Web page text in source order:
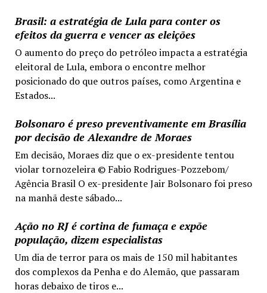
Brasil: a estratégia de Lula para conter os
efeitos da guerra e vencer as eleições
O aumento do preço do petróleo impacta a estratégia
eleitoral de Lula, embora o encontre melhor
posicionado do que outros países, como Argentina e
Estados...
Bolsonaro é preso preventivamente em Brasília
por decisão de Alexandre de Moraes
Em decisão, Moraes diz que o ex-presidente tentou
violar tornozeleira © Fabio Rodrigues-Pozzebom/
Agência Brasil O ex-presidente Jair Bolsonaro foi preso
na manhã deste sábado...
Ação no RJ é cortina de fumaça e expõe
população, dizem especialistas
Um dia de terror para os mais de 150 mil habitantes
dos complexos da Penha e do Alemão, que passaram
horas debaixo de tiros e...